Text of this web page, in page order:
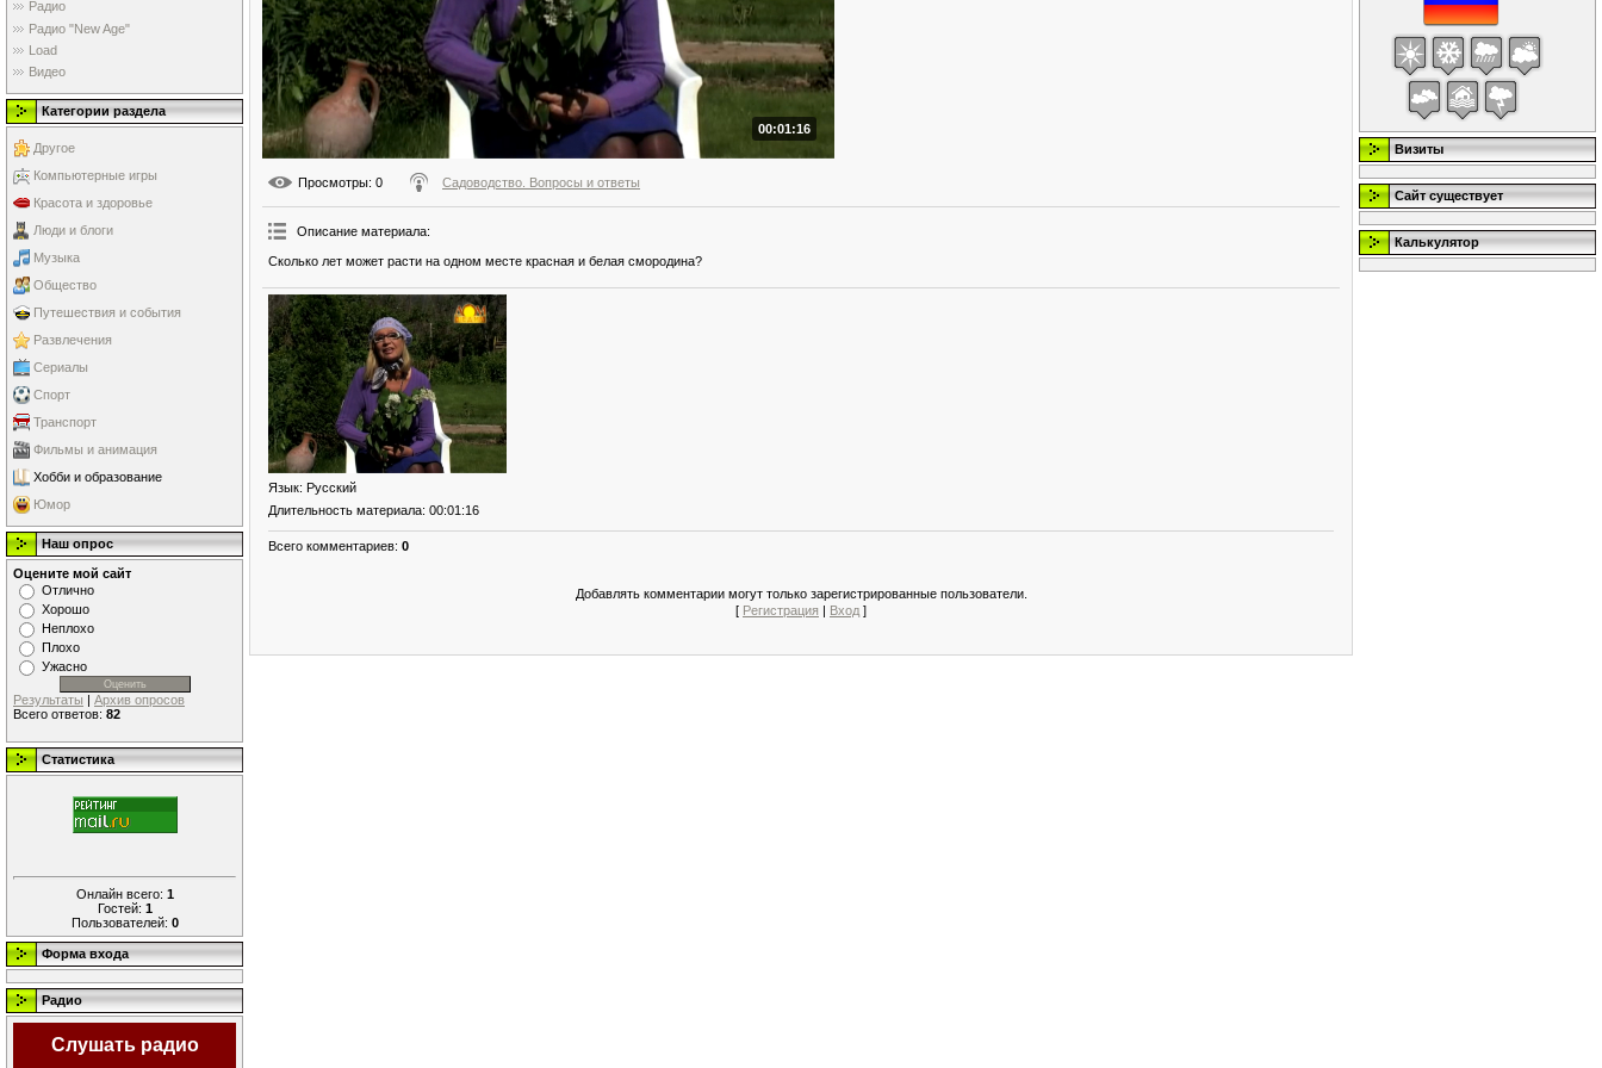
Радио
Радио "New Age"
Load
Видео
Категории раздела
Другое
Компьютерные игры
Красота и здоровье
Люди и блоги
Музыка
Общество
Путешествия и события
Развлечения
Сериалы
Спорт
Транспорт
Фильмы и анимация
Хобби и образование
Юмор
Наш опрос
Оцените мой сайт
Отлично
Хорошо
Неплохо
Плохо
Ужасно
Результаты | Архив опросов
Всего ответов: 82
Статистика
Онлайн всего: 1
Гостей: 1
Пользователей: 0
Форма входа
Радио
Слушать радио
00:01:16
Просмотры: 0 Садоводство. Вопросы и ответы
Описание материала:
Сколько лет может расти на одном месте красная и белая смородина?
Язык: Русский
Длительность материала: 00:01:16
Всего комментариев: 0
Добавлять комментарии могут только зарегистрированные пользователи.
[ Регистрация | Вход ]
Визиты
Сайт существует
Калькулятор